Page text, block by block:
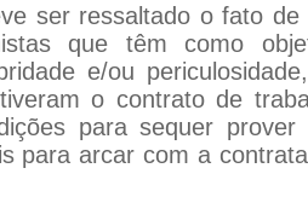
ser ressaltado o fato
que têm como
e/ou
o contrato de
para sequer
para arcar com a